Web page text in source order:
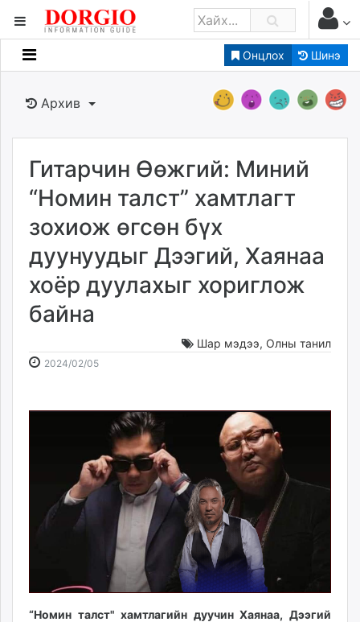
Онцлох Шинэ
Мэдээллийн
Банк санхүү
Бизнес ААН
Төрийн
Нийслэлийн
dorgio.mn
Gogo.mn
caak.mn
news.mn
zindaa.mn
tovch.mn
Livetv.mn
eagle.mn
ergelt.mn
mminfo.mn
ugluu.mn
Архив
Гитарчин Өөжгий: Миний
“Номин талст” хамтлагт
зохиож өгсөн бүх
дуунуудыг Дээгий, Хаянаа
хоёр дуулахыг хориглож
байна
Шар мэдээ, Олны танил
2024/02/052024-
17:33:34
2026-
12:26:21
“Номин талст" хамтлагийн дуучин Хаянаа, Дээгий